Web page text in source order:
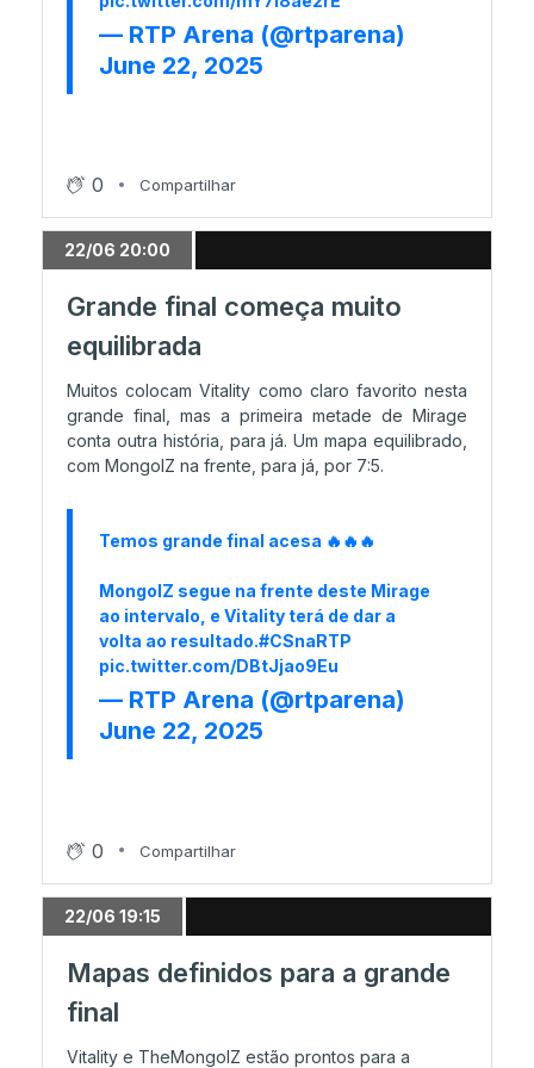
13/06 22:17
MOUZ elimina Team Liquid
13/06 18:33
FURIA regressas aos playoffs de um Major!
13/06 16:55
MongolZ mantém ataque aos playoffs!
13/06 16:00
Vitória descomplicada para a FaZe!
12/06 22:40
Ambulância de FaZe deixa MOUZ nas
urgências
12/06 21:39
FaZe ou MOUZ, quem vai cair para o 0-2?
12/06 19:04
Os resultados que marcam o arranque da
— RTP Arena (@rtparena)
June 22, 2025
0 Compartilhar
22/06 20:00
Grande final começa muito
equilibrada
Muitos colocam Vitality como claro favorito nesta
grande final, mas a primeira metade de Mirage
conta outra história, para já. Um mapa equilibrado,
com MongolZ na frente, para já, por 7:5.
Temos grande final acesa 🔥🔥🔥
MongolZ segue na frente deste Mirage
ao intervalo, e Vitality terá de dar a
volta ao resultado.#CSnaRTP
pic.twitter.com/DBtJjao9Eu
— RTP Arena (@rtparena)
June 22, 2025
0 Compartilhar
22/06 19:15
Mapas definidos para a grande
final
Vitality e TheMongolZ estão prontos para a